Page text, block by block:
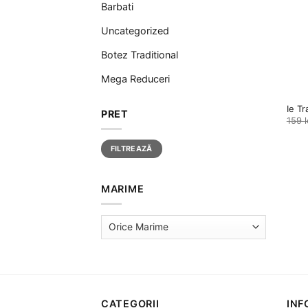
Barbati
Uncategorized
Botez Traditional
Mega Reduceri
PRET
Preț
minim
Preț
maxim
FILTREAZĂ
MARIME
Ie
159
CATEGORII